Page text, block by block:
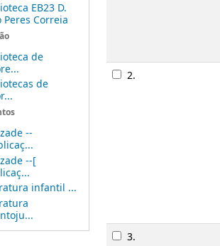
EB23 D.
Peres Correia
de
de
--
--[
infantil ...
2.
3.